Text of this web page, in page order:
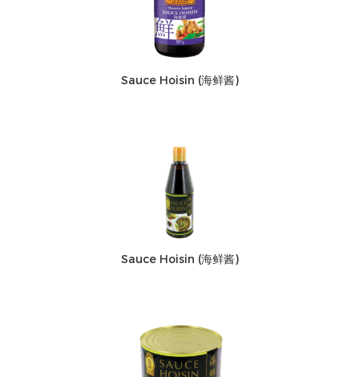
Sauce Hoisin (海鲜酱)
Sauce Hoisin (海鲜酱)